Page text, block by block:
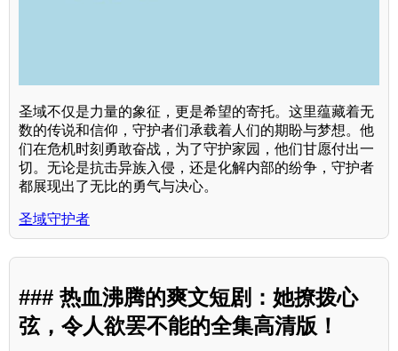
圣域不仅是力量的象征，更是希望的寄托。这里蕴藏着无
数的传说和信仰，守护者们承载着人们的期盼与梦想。他
们在危机时刻勇敢奋战，为了守护家园，他们甘愿付出一
切。无论是抗击异族入侵，还是化解内部的纷争，守护者
都展现出了无比的勇气与决心。
圣域守护者
### 热血沸腾的爽文短剧：她撩拨心
弦，令人欲罢不能的全集高清版！